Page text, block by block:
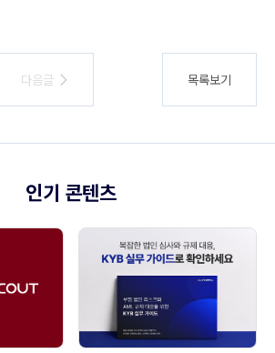
다음글
다음글 목록보기
인기 콘텐츠